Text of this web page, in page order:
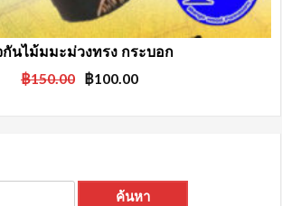
กันไม้มมะม่วงทรง กระบอก
฿150.00
Original
฿100.00
ค้นหา